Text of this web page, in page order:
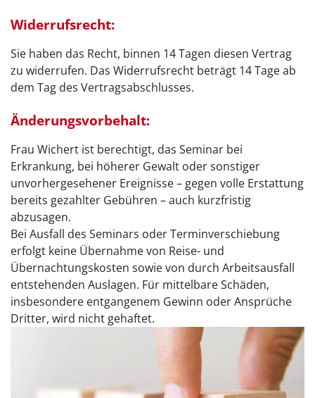
Widerrufsrecht:
Sie haben das Recht, binnen 14 Tagen diesen Vertrag
zu widerrufen. Das Widerrufsrecht beträgt 14 Tage ab
dem Tag des Vertragsabschlusses.
Änderungsvorbehalt:
Frau Wichert ist berechtigt, das Seminar bei
Erkrankung, bei höherer Gewalt oder sonstiger
unvorhergesehener Ereignisse – gegen volle Erstattung
bereits gezahlter Gebühren – auch kurzfristig
abzusagen.
Bei Ausfall des Seminars oder Terminverschiebung
erfolgt keine Übernahme von Reise- und
Übernachtungskosten sowie von durch Arbeitsausfall
entstehenden Auslagen. Für mittelbare Schäden,
insbesondere entgangenem Gewinn oder Ansprüche
Dritter, wird nicht gehaftet.